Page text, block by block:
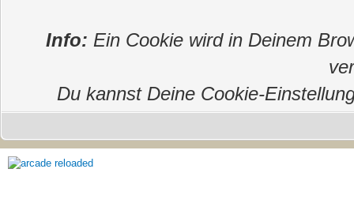
Info: Ein Cookie wird in Deinem
Du kannst Deine Cookie-